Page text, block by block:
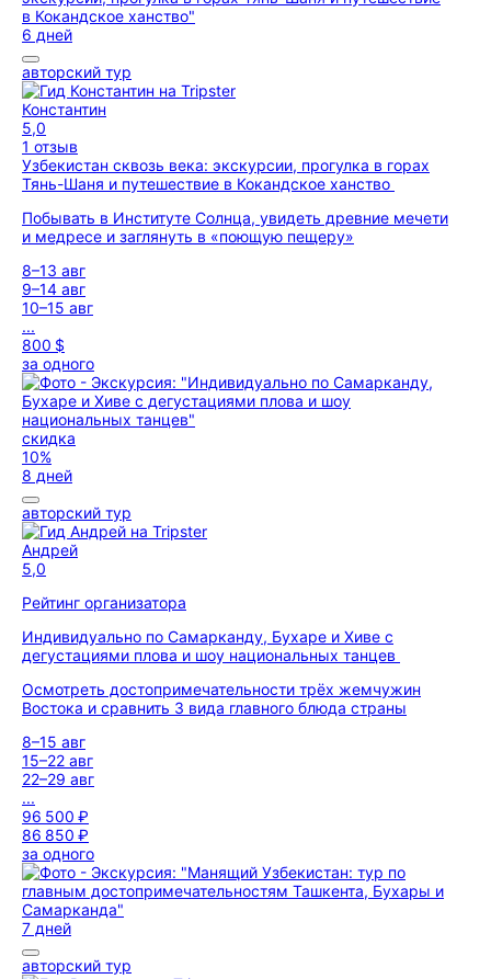
6 дней
авторский тур
Константин
5,0
1 отзыв
Узбекистан сквозь века: экскурсии, прогулка в горах
Тянь-Шаня и путешествие в Кокандское ханство
Побывать в Институте Солнца, увидеть древние мечети
и медресе и заглянуть в «поющую пещеру»
8–13 авг
9–14 авг
10–15 авг
...
800 $
за одного
скидка
10%
8 дней
авторский тур
Андрей
5,0
Рейтинг организатора
Индивидуально по Самарканду, Бухаре и Хиве с
дегустациями плова и шоу национальных танцев
Осмотреть достопримечательности трёх жемчужин
Востока и сравнить 3 вида главного блюда страны
8–15 авг
15–22 авг
22–29 авг
...
96 500 ₽
86 850 ₽
за одного
7 дней
авторский тур